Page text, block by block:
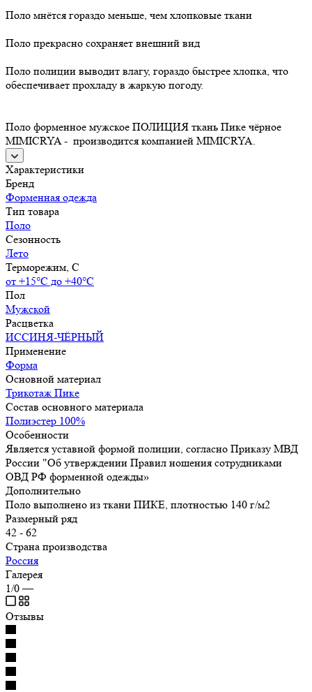
Поло мнётся гораздо меньше, чем хлопковые ткани
Поло прекрасно сохраняет внешний вид
Поло полиции выводит влагу, гораздо быстрее хлопка, что
обеспечивает прохладу в жаркую погоду.
Поло форменное мужское ПОЛИЦИЯ ткань Пике чёрное
MIMICRYA - производится компанией MIMICRYA.
Характеристики
Бренд
Форменная одежда
Тип товара
Поло
Сезонность
Лето
Терморежим, C
от +15°С до +40°С
Пол
Мужской
Расцветка
ИССИНЯ-ЧЁРНЫЙ
Применение
Форма
Основной материал
Трикотаж Пике
Состав основного материала
Полиэстер 100%
Особенности
Является уставной формой полиции, согласно Приказу МВД
России "Об утверждении Правил ношения сотрудниками
ОВД РФ форменной одежды»
Дополнительно
Поло выполнено из ткани ПИКЕ, плотностью 140 г/м2
Размерный ряд
42 - 62
Страна производства
Россия
Галерея
1/0 —
Отзывы